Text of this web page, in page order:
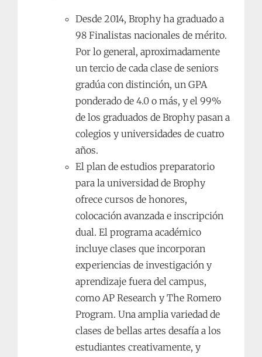
Desde 2014, Brophy ha graduado a
98 Finalistas nacionales de mérito.
Por lo general, aproximadamente
un tercio de cada clase de seniors
gradúa con distinción, un GPA
ponderado de 4.0 o más, y el 99%
de los graduados de Brophy pasan a
colegios y universidades de cuatro
años.
El plan de estudios preparatorio
para la universidad de Brophy
ofrece cursos de honores,
colocación avanzada e inscripción
dual. El programa académico
incluye clases que incorporan
experiencias de investigación y
aprendizaje fuera del campus,
como AP Research y The Romero
Program. Una amplia variedad de
clases de bellas artes desafía a los
estudiantes creativamente, y